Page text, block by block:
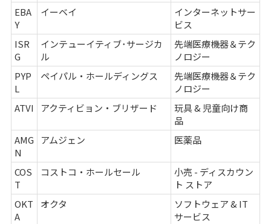
EBA
Y
イーベイ
インターネットサー
ビス
ISR
G
インテューイティブ･サージカ
ル
先端医療機器＆テク
ノロジー
PYP
L
ペイパル・ホールディングス
先端医療機器＆テク
ノロジー
ATVI
アクティビョン・ブリザード
玩具 & 児童向け商
品
AMG
N
アムジェン 医薬品
COS
T
コストコ・ホールセール
小売 - ディスカウン
ト ストア
OKT
A
オクタ
ソフトウェア & IT
サービス